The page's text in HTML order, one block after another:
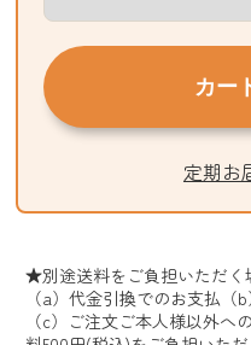
カー
定期お
★別途送料をご負担いただく
（a）代金引換でのお支払
（c）ご注文ご本人様以外へ